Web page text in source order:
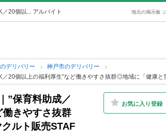
20個以... アルバイト 地元の掲示板
デリバリー
神戸市のデリバリー
20個以上の福利厚生”など働きやすさ抜群◎地域に「健康と
”保育料助成／
きやすさ抜群
ルト販売STAF
お気に入り登録